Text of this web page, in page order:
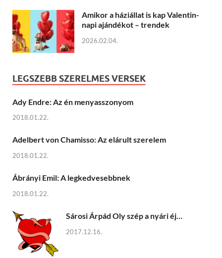
Amikor a háziállat is kap Valentin-
napi ajándékot – trendek
2026.02.04.
LEGSZEBB SZERELMES VERSEK
Ady Endre: Az én menyasszonyom
2018.01.22.
Adelbert von Chamisso: Az elárult szerelem
2018.01.22.
Ábrányi Emil: A legkedvesebbnek
2018.01.22.
Sárosi Árpád Oly szép a nyári éj…
2017.12.16.